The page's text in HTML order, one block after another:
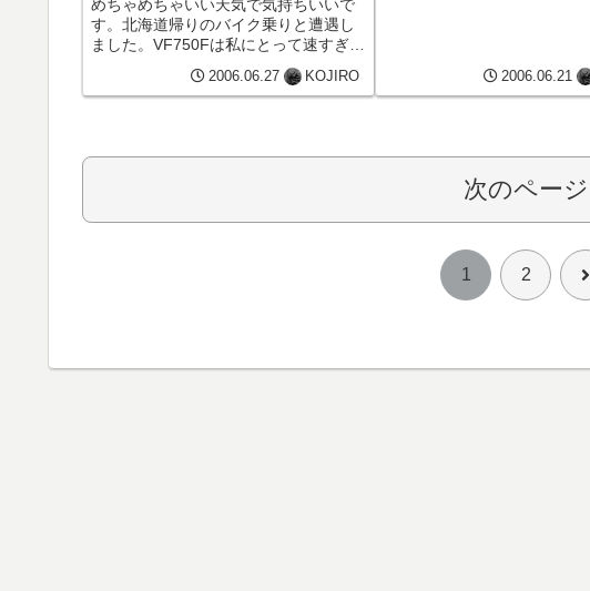
めちゃめちゃいい天気で気持ちいいで
す。北海道帰りのバイク乗りと遭遇し
ました。VF750Fは私にとって速すぎ
2006.06.27 KOJIRO 2006.06.21
次のページ
1 2 次